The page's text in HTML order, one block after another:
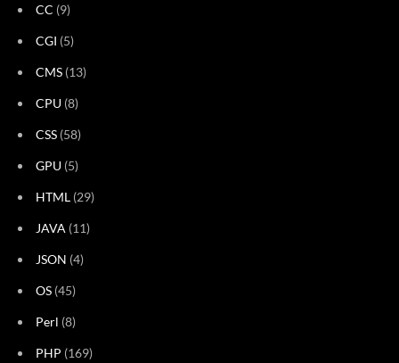
CC (9)
CGI (5)
CMS (13)
CPU (8)
CSS (58)
GPU (5)
HTML (29)
JAVA (11)
JSON (4)
OS (45)
Perl (8)
PHP (169)